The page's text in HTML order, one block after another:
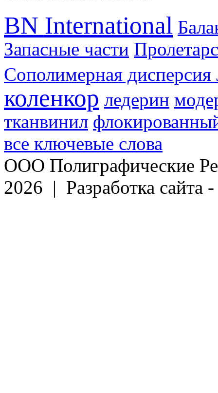
BN International
Запасные части
Сополимерная дисперсия
коленкор ледерин
тканвинил
все ключевые слова
ООО Полиграфические
2026 | Разработка сайта